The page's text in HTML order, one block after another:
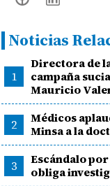
Noticias
1
Directora de
campaña
Mauricio
2
Médicos
Minsa a la
3
Escándalo
obliga